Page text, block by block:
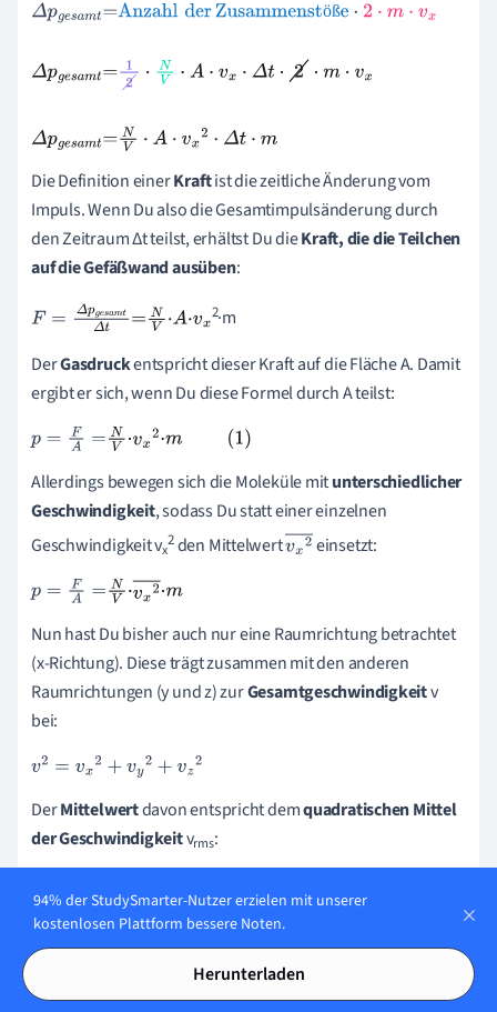
öß
Δpgesamt=Anzahlder Zusammenstöße 2 ·m v xΔp
Die Definition einerKraftist die zeitliche Änderung vom
Impuls. Wenn Du also die Gesamtimpulsänderung durch
den Zeitraum Δt teilst, erhältst Du dieKraft, die die Teilchen
auf die Gefäßwand ausüben:
F= Δp gesamtΔt=NV·A·vx 2·m
DerGasdruckentspricht dieser Kraft auf die Fläche A. Damit
ergibt er sich, wenn Du diese Formel durch A teilst:
p=FA =N V·vx2·m
Allerdings bewegen sich die Moleküle mitunterschiedlicher
Geschwindigkeit, sodass Du statt einer einzelnen
Geschwindigkeit vx
2den Mittelwertvx2 einsetzt:
p=FA =N V·vx2¯·m
Nun hast Du bisher auch nur eine Raumrichtung betrachtet
(x-Richtung). Diese trägt zusammen mit den anderen
Raumrichtungen (y und z) zurGesamtgeschwindigkeitv
bei:
v2=vx 2+vy 2+vz2
DerMittelwertdavon entspricht demquadratischen Mittel
der Geschwindigkeitvrms:
vrms2=v2¯vrms2=vx2¯+v
y2¯+vz2¯
Weil die Teilchen sich willkürlich im Raum bewegen, sind die
aller Raumrichtungengleich
94% der StudySmarter-Nutzer erzielen mit unserer
kostenlosen Plattform bessere Noten.
Herunterladen